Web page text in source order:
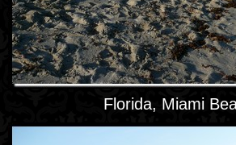
Florida, Miami